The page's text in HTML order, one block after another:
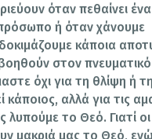
όταν πεθαίνει ένα
ή όταν χάνουμε
κάποια
στον
όχι για τη θλίψη ή
κάποιος, αλλά για τις
λυπούμε το Θεό. Γιατί οι
μακριά μας το Θεό,